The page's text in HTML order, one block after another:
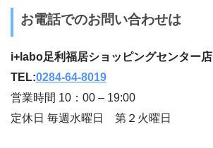
お電話でのお問い合わせは
i+labo足利福居ショッピングセンター店
TEL:0284-64-8019
営業時間 10：00 – 19:00
定休日 毎週水曜日 第２火曜日